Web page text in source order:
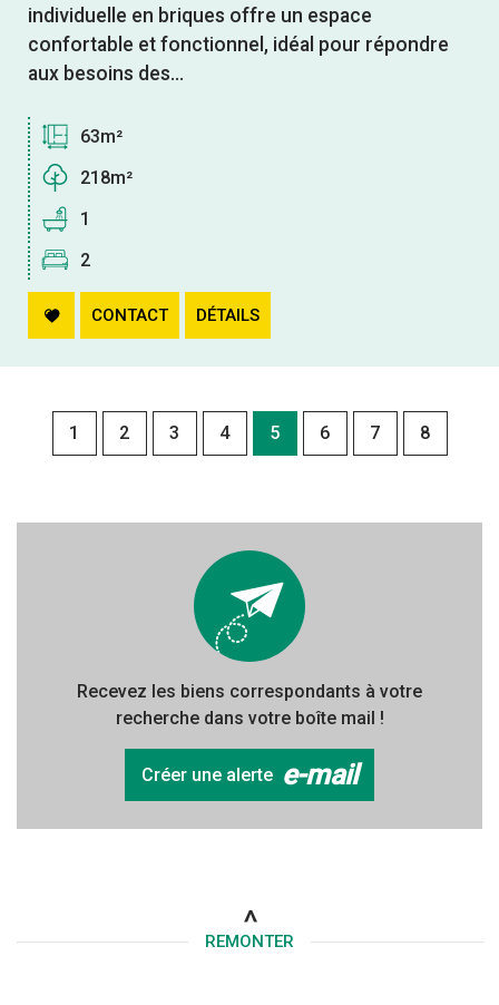
individuelle en briques offre un espace
confortable et fonctionnel, idéal pour répondre
aux besoins des...
63m²
218m²
1
2
CONTACT DÉTAILS
1 2 3 4 5 6 7 8
Recevez les biens correspondants à votre
recherche dans votre boîte mail !
Créer une alerte e-mail
REMONTER